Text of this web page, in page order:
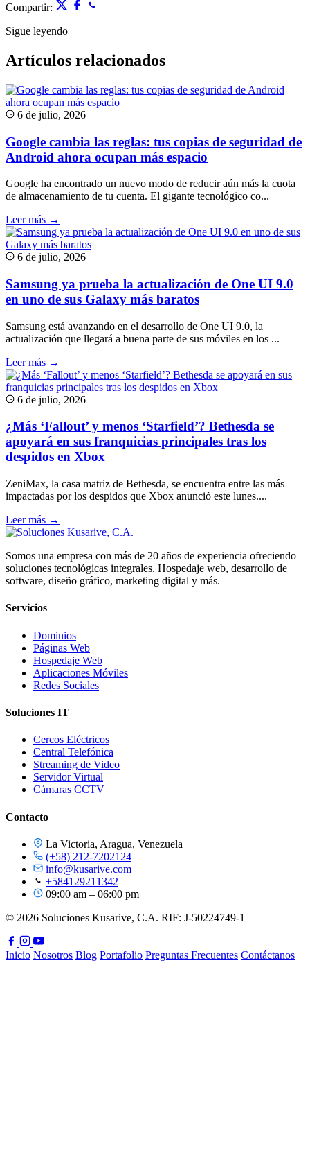
Compartir:
Sigue leyendo
Artículos relacionados
6 de julio, 2026
Google cambia las reglas: tus copias de seguridad de
Android ahora ocupan más espacio
Google ha encontrado un nuevo modo de reducir aún más la cuota
de almacenamiento de tu cuenta. El gigante tecnológico co...
Leer más →
6 de julio, 2026
Samsung ya prueba la actualización de One UI 9.0
en uno de sus Galaxy más baratos
Samsung está avanzando en el desarrollo de One UI 9.0, la
actualización que llegará a buena parte de sus móviles en los ...
Leer más →
6 de julio, 2026
¿Más ‘Fallout’ y menos ‘Starfield’? Bethesda se
apoyará en sus franquicias principales tras los
despidos en Xbox
ZeniMax, la casa matriz de Bethesda, se encuentra entre las más
impactadas por los despidos que Xbox anunció este lunes....
Leer más →
Somos una empresa con más de 20 años de experiencia ofreciendo
soluciones tecnológicas integrales. Hospedaje web, desarrollo de
software, diseño gráfico, marketing digital y más.
Servicios
Dominios
Páginas Web
Hospedaje Web
Aplicaciones Móviles
Redes Sociales
Soluciones IT
Cercos Eléctricos
Central Telefónica
Streaming de Video
Servidor Virtual
Cámaras CCTV
Contacto
La Victoria, Aragua, Venezuela
(+58) 212-7202124
info@kusarive.com
+584129211342
09:00 am – 06:00 pm
© 2026 Soluciones Kusarive, C.A. RIF: J-50224749-1
Inicio Nosotros Blog Portafolio Preguntas Frecuentes Contáctanos